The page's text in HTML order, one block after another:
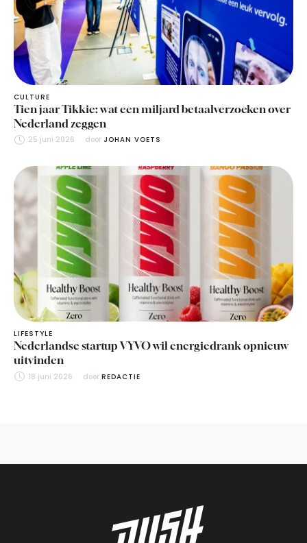
CULTURE
Tien jaar Tikkie: wat een miljard betaalverzoeken over
Nederland zeggen
25 juni 2026 door JOHAN VOETS
LIFESTYLE
Nederlandse startup VYVO wil energiedrank opnieuw
uitvinden
18 juni 2026 door REDACTIE